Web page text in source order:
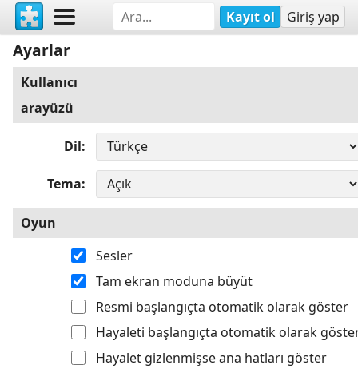
Kayıt ol Giriş yap
Ayarlar
Kullanıcı
arayüzü
Dil
Tema
Oyun
Sesler
Tam ekran moduna büyüt
Resmi başlangıçta otomatik olarak göster
Hayaleti başlangıçta otomatik olarak
Hayalet gizlenmişse ana hatları göster